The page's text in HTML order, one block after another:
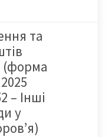
та
(форма
– Інші
у